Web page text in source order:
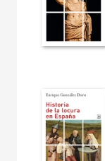
Hacer Historia
Historia universal
Hitos
Pasados que